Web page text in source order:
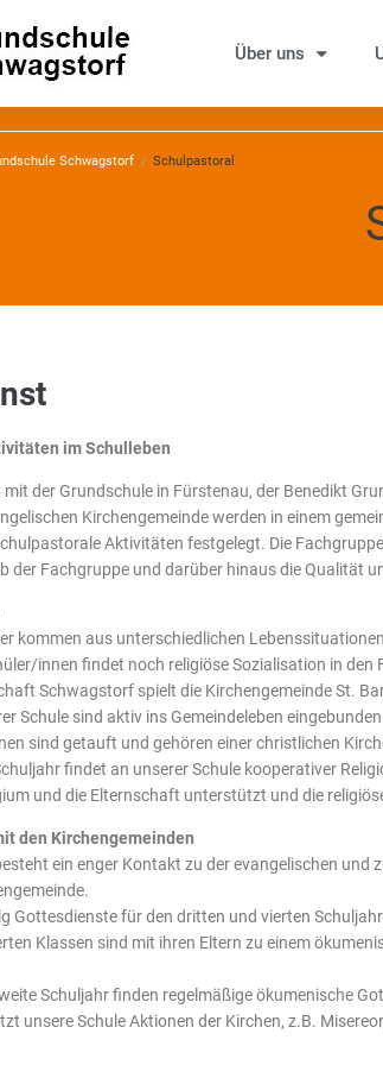
Über uns
Schwagstorf / Schulpastoral
im Schulleben
der Grundschule in Fürstenau, der Benedikt
Kirchengemeinde werden in einem
Aktivitäten festgelegt. Die
der Fachgruppe und darüber hinaus die Qualität
kommen aus unterschiedlichen
innen findet noch religiöse Sozialisation in
Schwagstorf spielt die Kirchengemeinde St.
Schule sind aktiv ins Gemeindeleben eingebunden.
sind getauft und gehören einer christlichen
findet an unserer Schule kooperativer
und die Elternschaft unterstützt und die
den Kirchengemeinden
ein enger Kontakt zu der evangelischen und
Gottesdienste für den dritten und vierten
Klassen sind mit ihren Eltern zu einem
Schuljahr finden regelmäßige ökumenische
unsere Schule Aktionen der Kirchen, z.B.